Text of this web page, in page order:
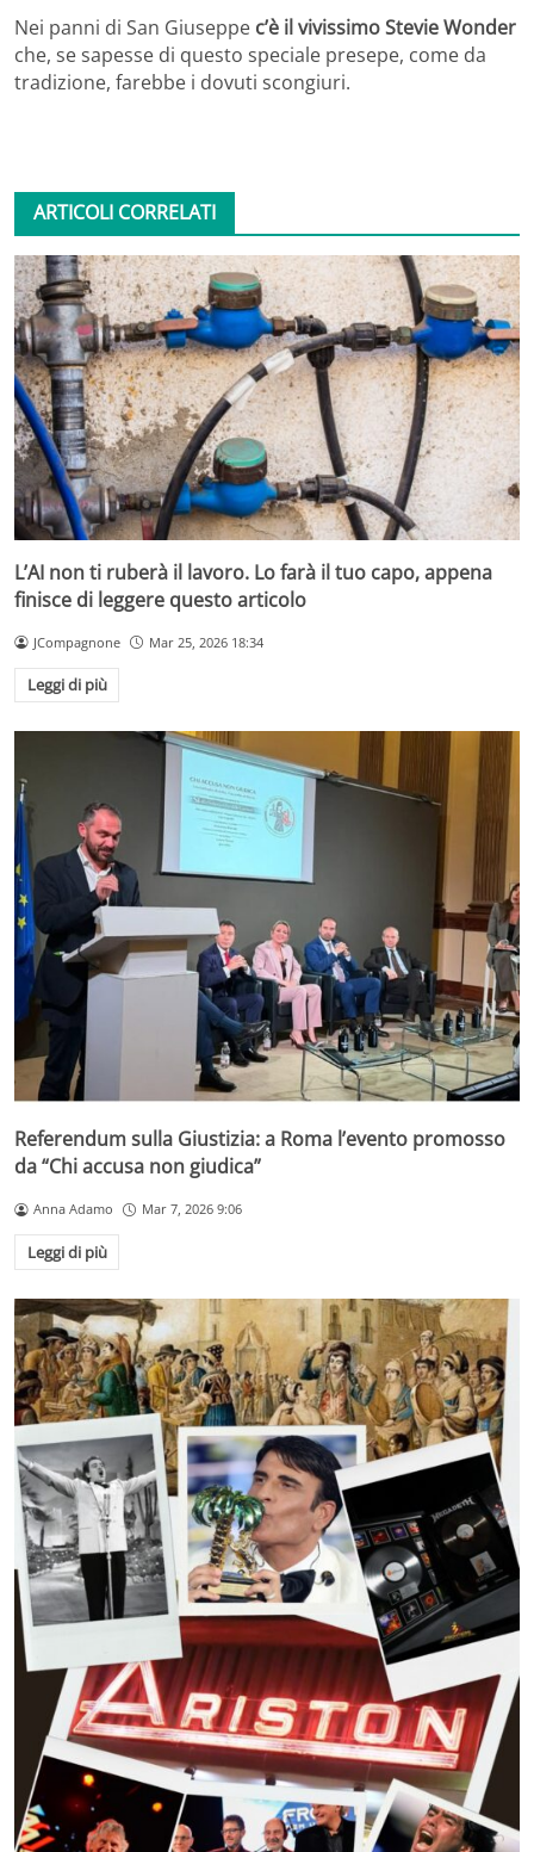
Nei panni di San Giuseppe c’è il vivissimo Stevie Wonder
che, se sapesse di questo speciale presepe, come da
tradizione, farebbe i dovuti scongiuri.
ARTICOLI CORRELATI
L’AI non ti ruberà il lavoro. Lo farà il tuo capo, appena
finisce di leggere questo articolo
JCompagnone Mar 25, 2026 18:34
Leggi di più
Referendum sulla Giustizia: a Roma l’evento promosso
da “Chi accusa non giudica”
Anna Adamo Mar 7, 2026 9:06
Leggi di più